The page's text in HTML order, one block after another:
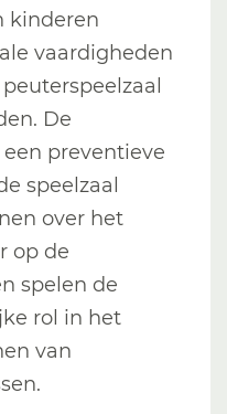
kinderen
vaardigheden
De
preventieve
speelzaal
over het
op de
spelen de
rol in het
van